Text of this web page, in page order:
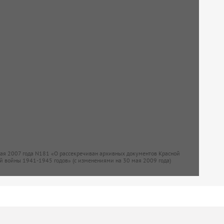
2007 года N181 «О рассекречиван архивных документов Красной
войны 1941-1945 годов» (с изменениями на 30 мая 2009 года)